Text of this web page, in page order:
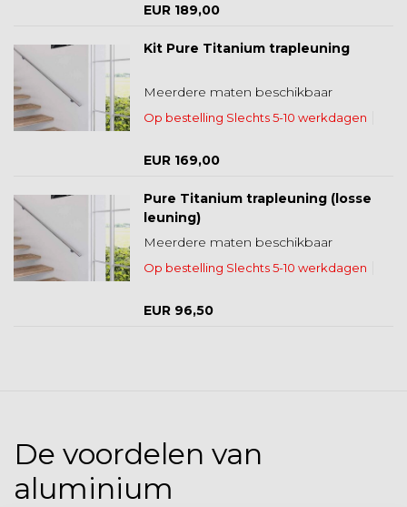
EUR 189,00
Kit Pure Titanium trapleuning
Meerdere maten beschikbaar
Op bestelling Slechts 5-10 werkdagen
EUR 169,00
Pure Titanium trapleuning (losse
leuning)
Meerdere maten beschikbaar
Op bestelling Slechts 5-10 werkdagen
EUR 96,50
De voordelen van
aluminium